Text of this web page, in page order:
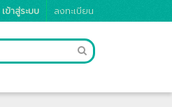
เข้าสู่ระบบ ลงทะเบียน